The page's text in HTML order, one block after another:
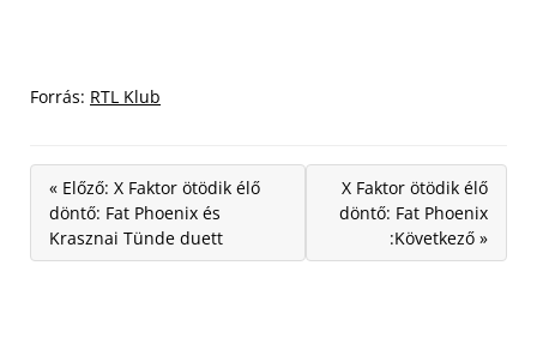
Forrás: RTL Klub
« Előző: X Faktor ötödik élő
döntő: Fat Phoenix és
Krasznai Tünde duett
X Faktor ötödik élő
döntő: Fat Phoenix
:Következő »